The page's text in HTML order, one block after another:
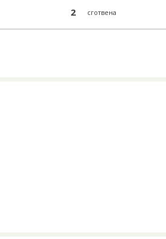
2 сготвена